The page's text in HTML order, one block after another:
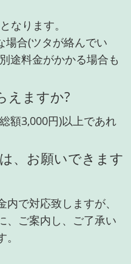
なります。
場合(ツタが絡んでい
途料金がかかる場合も
えますか?
額3,000円)以上であれ
、お願いできます
で対応致しますが、
、ご案内し、ご了承い